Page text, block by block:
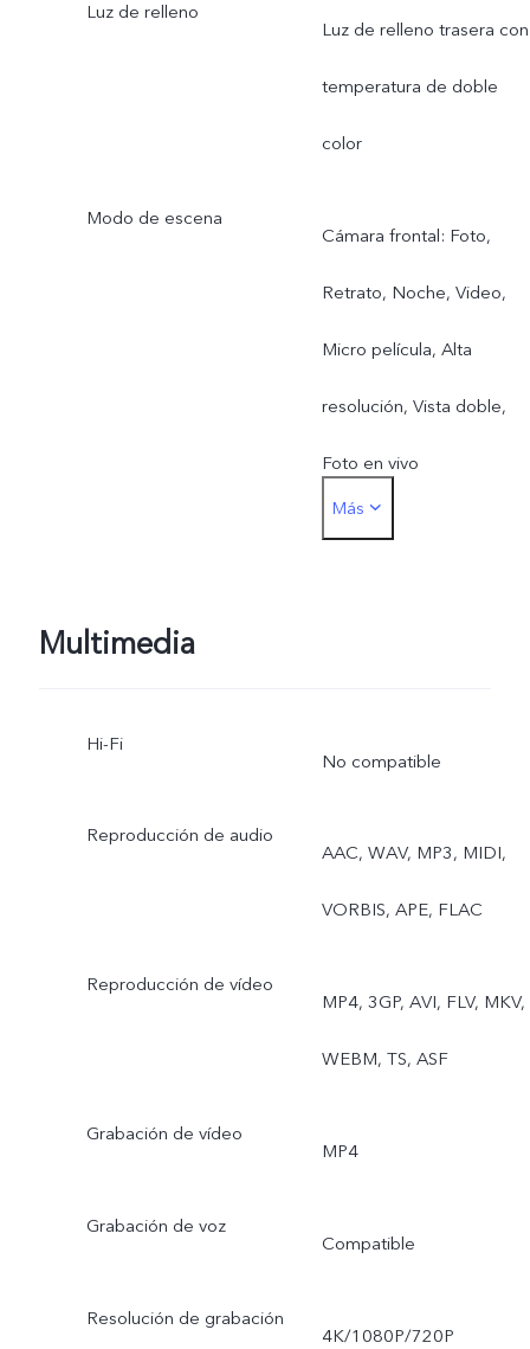
Luz de relleno
Luz de relleno trasera con
temperatura de doble
color
Modo de escena
Cámara frontal: Foto,
Retrato, Noche, Video,
Micro película, Alta
resolución, Vista doble,
Foto en vivo
Cámara trasera principal:
rápida, Superluna, Astro,
Pro, Instantánea, Comida,
Video, Cámara rápida,
resolución, Documento
Más
Multimedia
Hi-Fi
No compatible
Reproducción de audio
AAC, WAV, MP3, MIDI,
VORBIS, APE, FLAC
Reproducción de vídeo
MP4, 3GP, AVI, FLV, MKV,
WEBM, TS, ASF
Grabación de vídeo
MP4
Grabación de voz
Compatible
Resolución de grabación
4K/1080P/720P